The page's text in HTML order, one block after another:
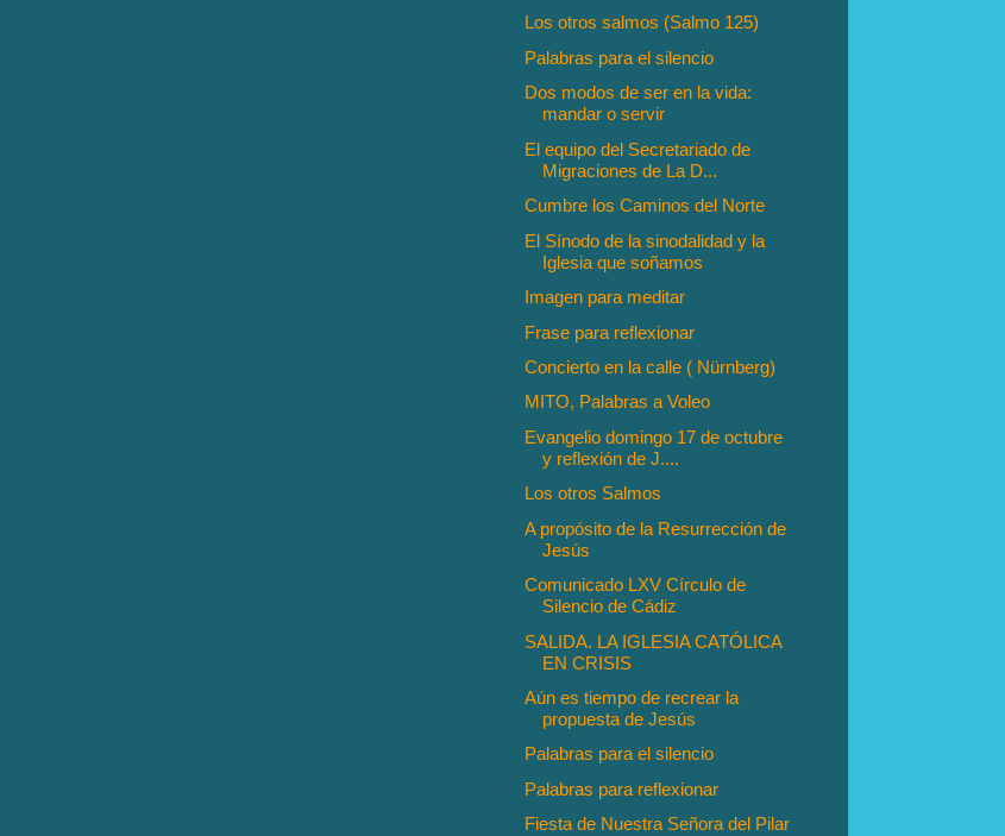
Los otros salmos (Salmo 125)
Palabras para el silencio
Dos modos de ser en la vida:
mandar o servir
El equipo del Secretariado de
Migraciones de La D...
Cumbre los Caminos del Norte
El Sínodo de la sinodalidad y la
Iglesia que soñamos
Imagen para meditar
Frase para reflexionar
Concierto en la calle ( Nürnberg)
MITO, Palabras a Voleo
Evangelio domingo 17 de octubre
y reflexión de J....
Los otros Salmos
A propósito de la Resurrección de
Jesús
Comunicado LXV Círculo de
Silencio de Cádiz
SALIDA. LA IGLESIA CATÓLICA
EN CRISIS
Aún es tiempo de recrear la
propuesta de Jesús
Palabras para el silencio
Palabras para reflexionar
Fiesta de Nuestra Señora del Pilar